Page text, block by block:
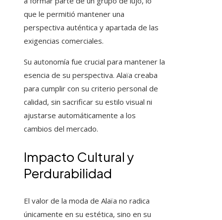
que le permitió mantener una
perspectiva auténtica y apartada de las
exigencias comerciales.
Su autonomía fue crucial para mantener la
esencia de su perspectiva. Alaïa creaba
para cumplir con su criterio personal de
calidad, sin sacrificar su estilo visual ni
ajustarse automáticamente a los
cambios del mercado.
Impacto Cultural y
Perdurabilidad
El valor de la moda de Alaïa no radica
únicamente en su estética, sino en su